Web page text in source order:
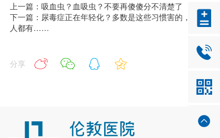
上一篇：吸血虫？血吸虫？不要再傻傻分不清楚了
下一篇：尿毒症正在年轻化？多数是这些习惯害的，很多
人都有……
分享
0757-